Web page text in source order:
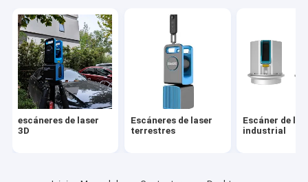
2.o Profiler del laser
GOLPE del LiDAR 3D
UAV multi del rotor
UAV VTOL del ala fija
escáneres de laser
3D
Escáneres de laser
terrestres
Escáner de
industrial